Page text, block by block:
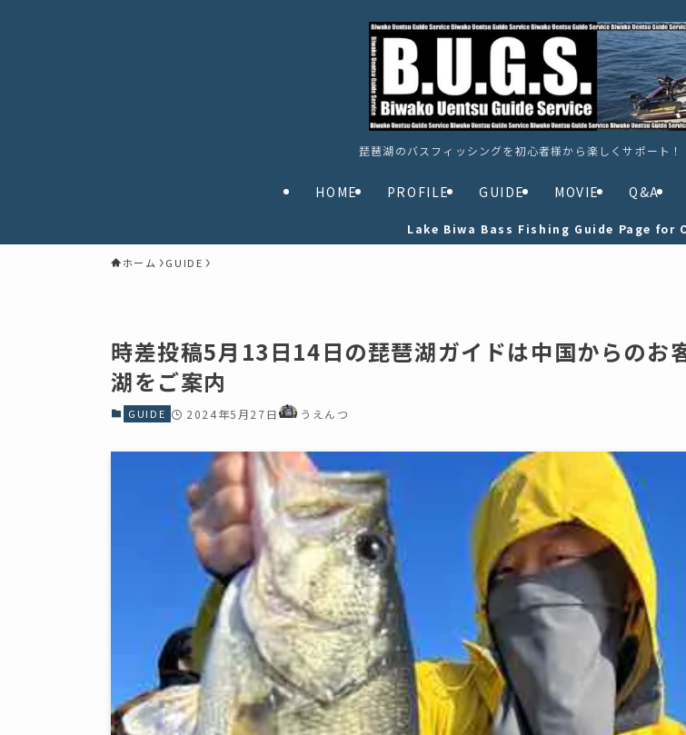
琵琶湖のバスフィッシングを初心者様から楽しくサポート
HOME PROFILE GUIDE MOVIE Q&A
Lake Biwa Bass Fishing Guide Page for
ホーム GUIDE
時差投稿5月13日14日の琵琶湖ガイドは中国からのお
湖をご案内
GUIDE 2024年5月27日 うえんつ